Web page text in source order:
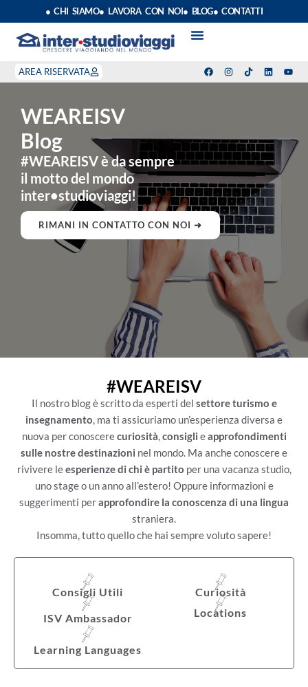
● CHI SIAMO● LAVORA CON NOI● BLOG● CONTATTI
AREA RISERVATA
WEAREISV
Blog
#WEAREISV è da sempre
il motto del mondo
inter•studioviaggi!
RIMANI IN CONTATTO CON NOI ➜
#WEAREISV
Il nostro blog è scritto da esperti del settore turismo e
insegnamento, ma ti assicuriamo un’esperienza diversa e
nuova per conoscerecuriosità,consigli eapprofondimenti
sulle nostre destinazioni nel mondo. Ma anche conoscere e
rivivere leesperienze di chi è partito per una vacanza studio,
uno stage o un anno all’estero! Oppure informazioni e
suggerimenti perapprofondire la conoscenza di una lingua
straniera.
Insomma, tutto quello che hai sempre voluto sapere!
Consigli Utili
Curiosità
ISV Ambassador
Locations
Learning Languages